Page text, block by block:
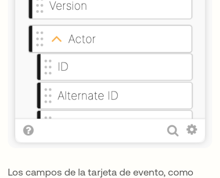
Los campos de la tarjeta de evento, como